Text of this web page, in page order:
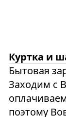
Куртка и
Бытовая
Заходим с
поэтому